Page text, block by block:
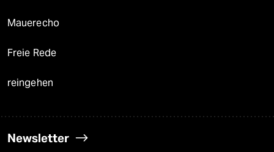
Mauerecho
Freie Rede
reingehen
Newsletter